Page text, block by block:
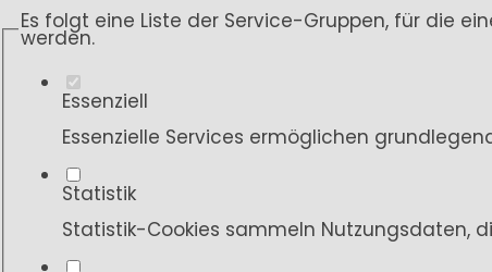
Es folgt eine Liste der Service-Gruppen, für die
werden.
Essenziell
Essenzielle Services ermöglichen
Statistik
Statistik-Cookies sammeln Nutzungsdaten,